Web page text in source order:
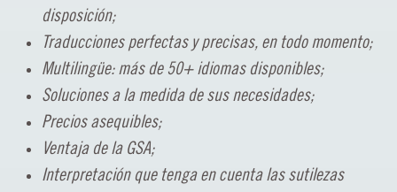
disposición;
Traducciones perfectas y precisas, en todo momento;
Multilingüe: más de 50+ idiomas disponibles;
Soluciones a la medida de sus necesidades;
Precios asequibles;
Ventaja de la GSA;
Interpretación que tenga en cuenta las sutilezas